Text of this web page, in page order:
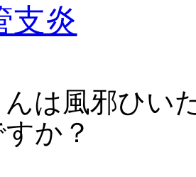
支炎
んは風邪ひい
か？